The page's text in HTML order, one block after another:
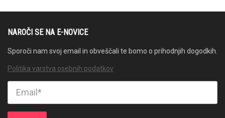
NAROČI SE NA E-NOVICE
Sporoči nam svoj email in obveščali te bomo o prihodnjih dogodkih.
Politika varstva osebnih podatkov